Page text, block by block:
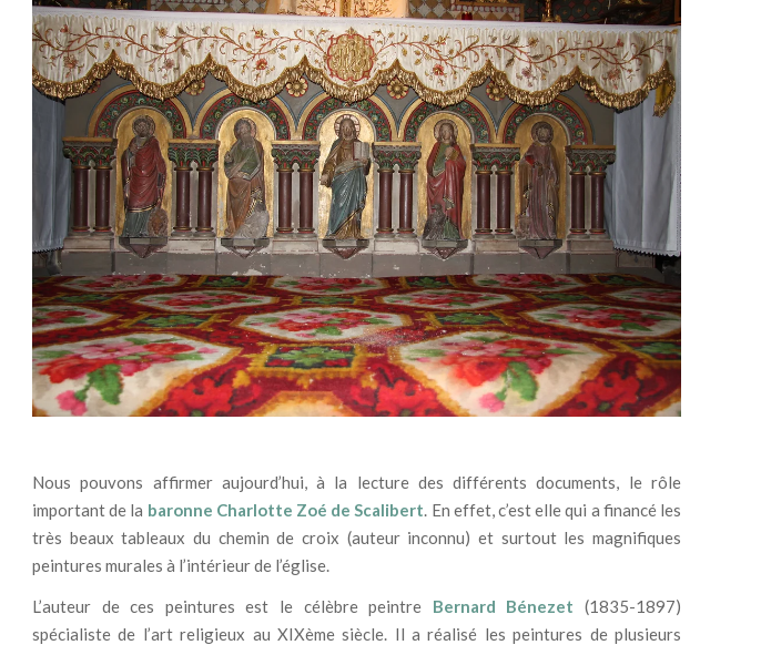
Nous pouvons affirmer aujourd’hui, à la lecture des différents documents, le rôle
important de la baronne Charlotte Zoé de Scalibert. En effet, c’est elle qui a financé les
très beaux tableaux du chemin de croix (auteur inconnu) et surtout les magnifiques
peintures murales à l’intérieur de l’église.
L’auteur de ces peintures est le célèbre peintre Bernard Bénezet (1835-1897)
spécialiste de l’art religieux au XIXème siècle. Il a réalisé les peintures de plusieurs